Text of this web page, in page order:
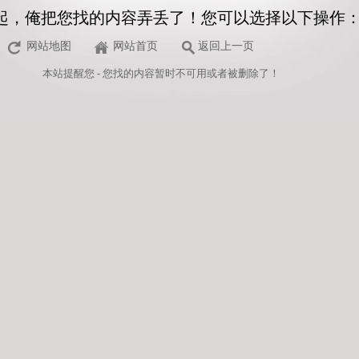
，俺把您找的内容弄丢了！您可以选择以下操作
网站地图 网站首页 返回上一页
本站提醒您 - 您找的内容暂时不可用或者被删除了！